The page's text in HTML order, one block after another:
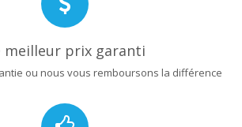
meilleur prix garanti
ou nous vous remboursons la différence